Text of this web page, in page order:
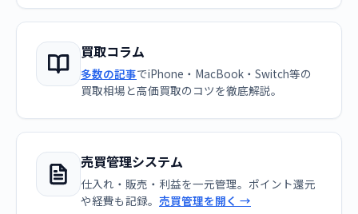
買取コラム
多数の記事でiPhone・MacBook・Switch等の
買取相場と高価買取のコツを徹底解説。
売買管理システム
仕入れ・販売・利益を一元管理。ポイント還元
や経費も記録。 売買管理を開く →